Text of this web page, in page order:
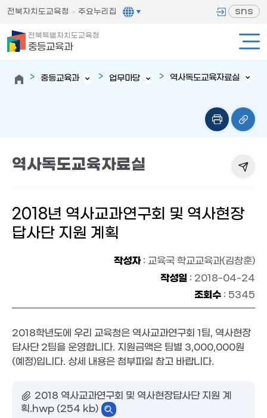
전북자치도교육청 주요누리집 sns
전북특별자치도교육청
중등교육과
중등교육과 업무마당 역사독도교육자료실
역사독도교육자료실
2018년 역사교과연구회 및 역사현장
답사단 지원 계획
작성자: 교육국 학교교육과(김창훈)
작성일 : 2018-04-24
조회수 : 5345
2018학년도에 우리 교육청은 역사교과연구회 1팀, 역사현장
답사단 2팀을 운영합니다. 지원금액은 팀별 3,000,000원
(예정)입니다. 상세 내용은 첨부파일 참고 바랍니다.
2018 역사교과연구회 및 역사현장답사단 지원 계
획.hwp (254 kb)